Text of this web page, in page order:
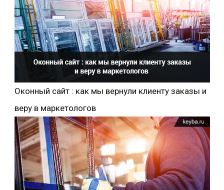
Оконный сайт : как мы вернули клиенту заказы и
веру в маркетологов